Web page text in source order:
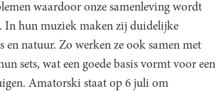
waardoor onze samenleving wordt
In hun muziek maken zij duidelijke
en natuur. Zo werken ze ook samen met
sets, wat een goede basis vormt voor een
Amatorski staat op 6 juli om